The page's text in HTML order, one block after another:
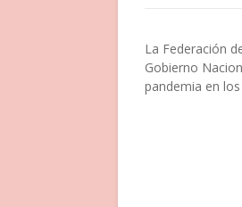
La Federación
Gobierno
pandemia en